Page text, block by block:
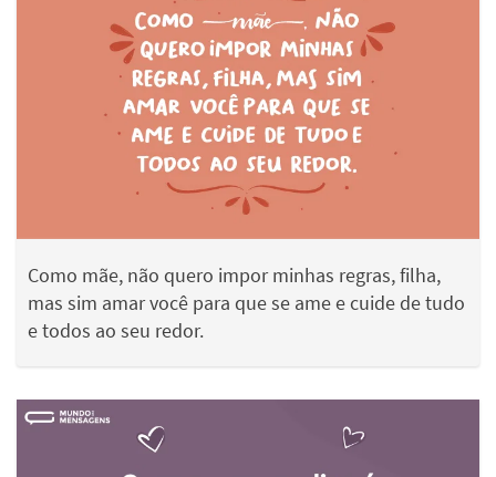
Como mãe, não quero impor minhas regras, filha,
mas sim amar você para que se ame e cuide de tudo
e todos ao seu redor.